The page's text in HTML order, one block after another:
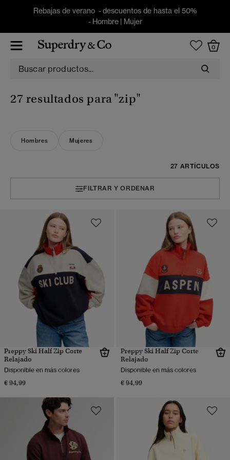
Rebajas de verano - descuentos de hasta el 50%
- Hombre| Mujer
0
27 resultados para"zip"
Hombres Mujeres
27 ARTÍCULOS
FILTRAR Y ORDENAR
Preppy Ski Half Zip Corte
Relajado
Disponible en más colores
€ 94,99
Preppy Ski Half Zip Corte
Relajado
Disponible en más colores
€ 94,99